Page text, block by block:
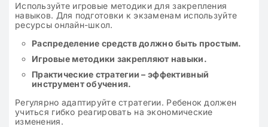
Используйте игровые методики для закрепления
навыков. Для подготовки к экзаменам используйте
ресурсы онлайн-школ.
Распределение средств должно быть простым.
Игровые методики закрепляют навыки.
Практические стратегии – эффективный
инструмент обучения.
Регулярно адаптируйте стратегии. Ребенок должен
учиться гибко реагировать на экономические
изменения.